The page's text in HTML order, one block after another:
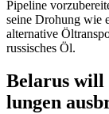
Pipeline
seine Drohung wie
alter­native
russi­sches Öl.
Belarus
lungen